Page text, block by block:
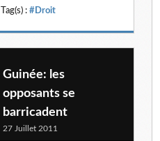
Tag(s) : #Droit
Guinée: les
opposants se
barricadent
27 Juillet 2011